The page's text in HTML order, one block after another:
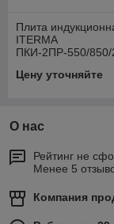
Плита
ITERMA
ПКИ-2ПР-550/850/
Цену уточняйте
О нас
Рейтинг не
Менее 5
Компания